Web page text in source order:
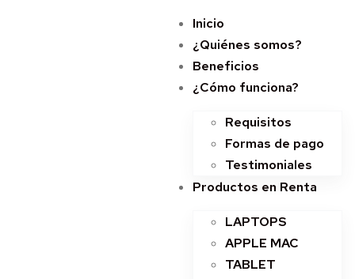
Inicio
¿Quiénes somos?
Beneficios
¿Cómo funciona?
Requisitos
Formas de pago
Testimoniales
Productos en Renta
LAPTOPS
APPLE MAC
TABLET